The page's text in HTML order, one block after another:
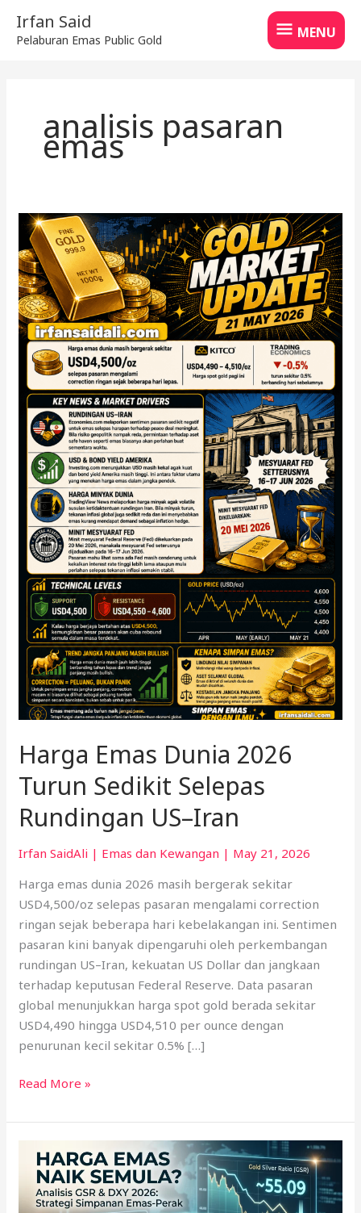
content
Irfan Said
Pelaburan Emas Public Gold
MENU
MENU
analisis pasaran
emas
Harga Emas Dunia 2026
Turun Sedikit Selepas
Rundingan US–Iran
Irfan SaidAli | Emas dan Kewangan | May 21, 2026
Harga emas dunia 2026 masih bergerak sekitar
USD4,500/oz selepas pasaran mengalami correction
ringan sejak beberapa hari kebelakangan ini. Sentimen
pasaran kini banyak dipengaruhi oleh perkembangan
rundingan US–Iran, kekuatan US Dollar dan jangkaan
terhadap keputusan Federal Reserve. Data pasaran
global menunjukkan harga spot gold berada sekitar
USD4,490 hingga USD4,510 per ounce dengan
penurunan kecil sekitar 0.5% […]
Harga
Emas
Dunia
2026
Turun
Sedikit
Selepas
Rundingan
US–
Iran
Read More »
Harga
Emas
Naik